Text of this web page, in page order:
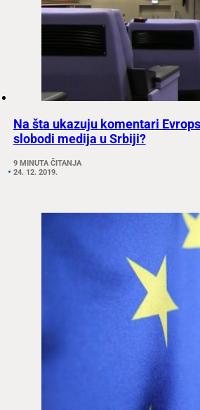
Na šta ukazuju komentari
slobodi medija u Srbiji?
9 MINUTA ČITANJA
24. 12. 2019.